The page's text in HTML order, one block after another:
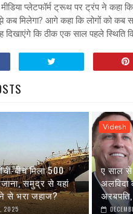
प्लेटफॉर्म ट्रूथ पर ट्रंप ने कहा
मिलेगा? आगे कहा कि लोगों को कब
दिखाएंगे कि ठीक एक साल पहले स्थिति
बीच मिला 500
समुद्र से यहां
से भरा जहाज?
2025
Videsh
ए साल से